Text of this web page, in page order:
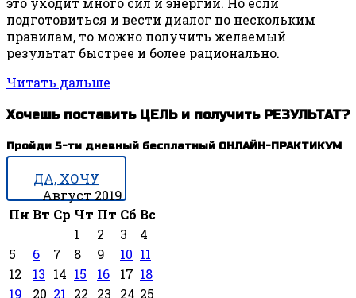
подготовиться и вести диалог по нескольким
правилам, то можно получить желаемый
результат быстрее и более рационально.
Читать дальше
Хочешь поставить ЦЕЛЬ и получить РЕЗУЛЬТАТ?
Пройди 5-ти дневный бесплатный ОНЛАЙН-ПРАКТИКУМ
ДА, ХОЧУ
Август 2019
Пн Вт Ср Чт Пт Сб Вс
1 2 3
4
5
6 7 8 9 10 11
12
13 14 15 16 17 18
19
20 21 22 23 24 25